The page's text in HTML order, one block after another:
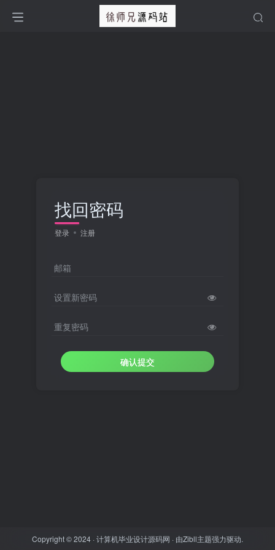
找回密码
登录 注册
邮箱
设置新密码
重复密码
确认提交
Copyright © 2024 ·计算机毕业设计源码网 · 由Zibll主题强力驱动.